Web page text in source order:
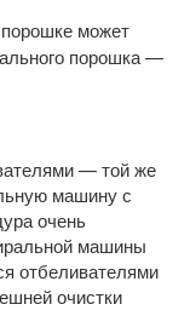
может
порошка —
— той же
машину с
очень
машины
отбеливателями
очистки